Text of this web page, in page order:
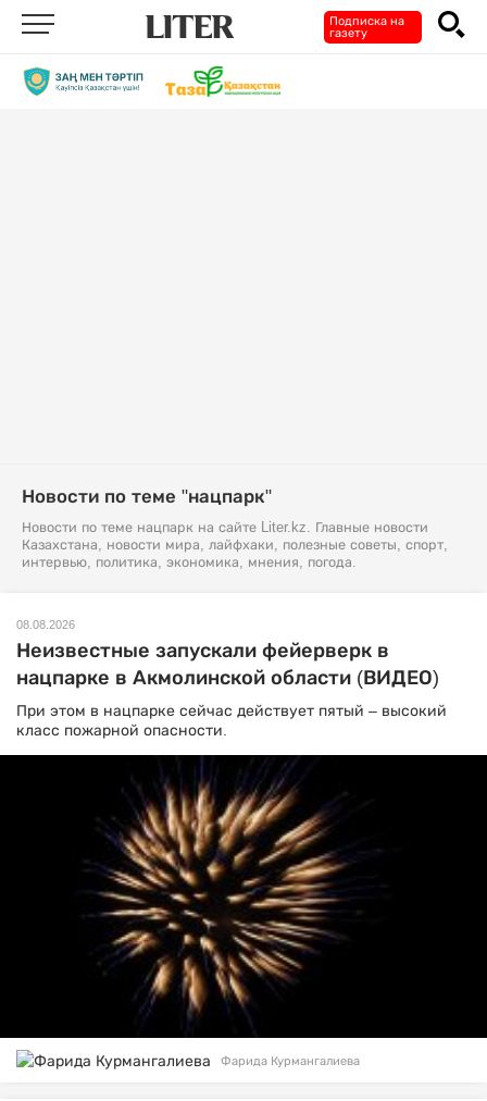
Подписка на
газету
Новости по теме "нацпарк"
Новости по теме нацпарк на сайте Liter.kz. Главные новости
Казахстана, новости мира, лайфхаки, полезные советы, спорт,
интервью, политика, экономика, мнения, погода.
08.08.2026
Неизвестные запускали фейерверк в
нацпарке в Акмолинской области (ВИДЕО)
При этом в нацпарке сейчас действует пятый – высокий
класс пожарной опасности.
Фарида Курмангалиева